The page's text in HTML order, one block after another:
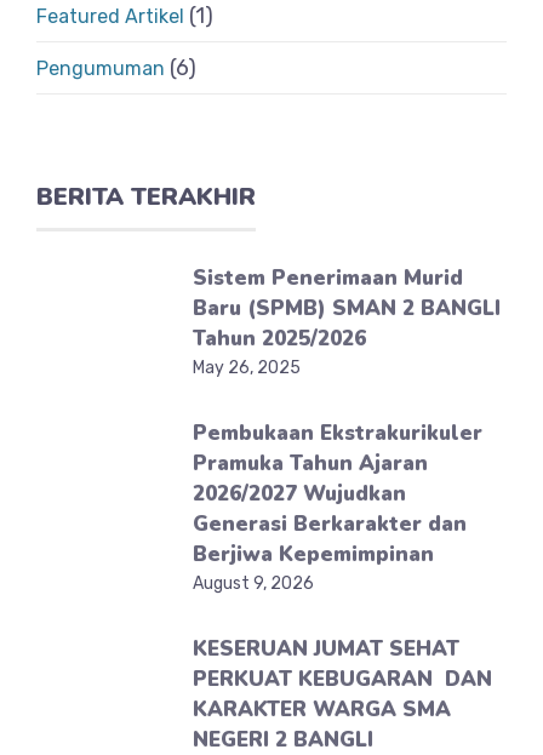
Featured Artikel (1)
Pengumuman (6)
BERITA TERAKHIR
Sistem Penerimaan Murid
Baru (SPMB) SMAN 2 BANGLI
Tahun 2025/2026
May 26, 2025
Pembukaan Ekstrakurikuler
Pramuka Tahun Ajaran
2026/2027 Wujudkan
Generasi Berkarakter dan
Berjiwa Kepemimpinan
August 9, 2026
KESERUAN JUMAT SEHAT
PERKUAT KEBUGARAN DAN
KARAKTER WARGA SMA
NEGERI 2 BANGLI